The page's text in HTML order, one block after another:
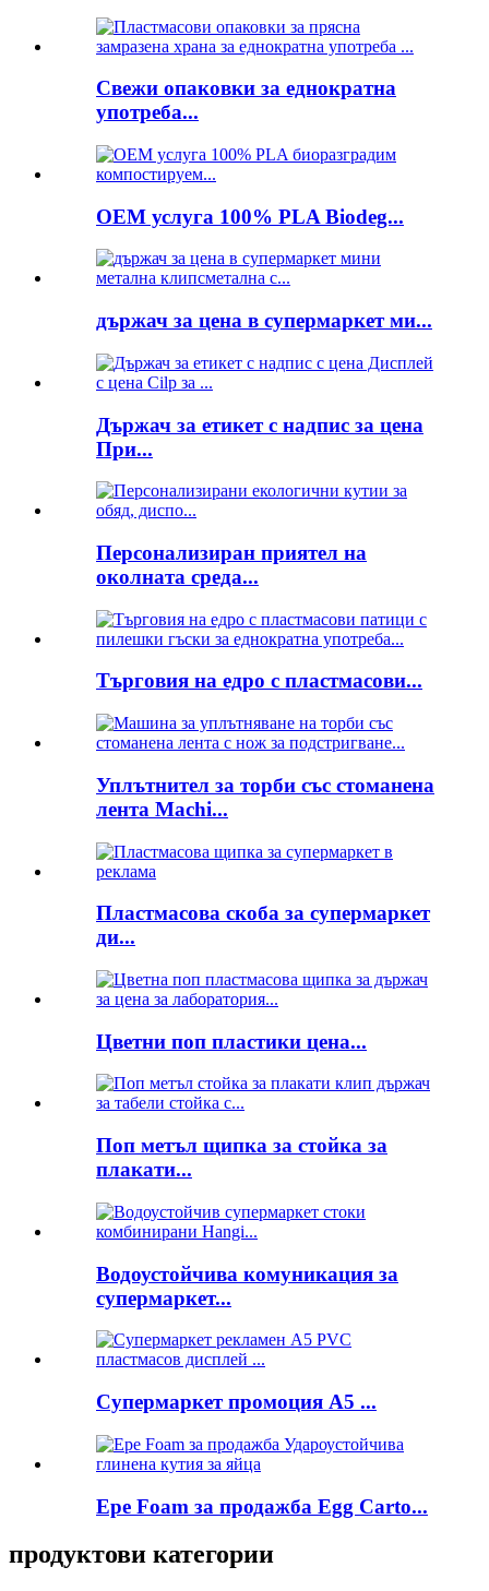
Свежи опаковки за еднократна
употреба...
OEM услуга 100% PLA Biodeg...
държач за цена в супермаркет ми...
Държач за етикет с надпис за цена
При...
Персонализиран приятел на
околната среда...
Търговия на едро с пластмасови...
Уплътнител за торби със стоманена
лента Machi...
Пластмасова скоба за супермаркет
ди...
Цветни поп пластики цена...
Поп метъл щипка за стойка за
плакати...
Водоустойчива комуникация за
супермаркет...
Супермаркет промоция A5 ...
Epe Foam за продажба Egg Carto...
продуктови категории